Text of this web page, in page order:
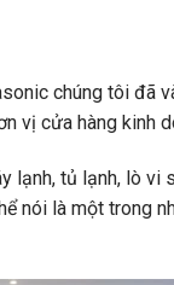
chúng tôi đã
vị cửa hàng kinh
lạnh, tủ lạnh, lò vi
nói là một trong